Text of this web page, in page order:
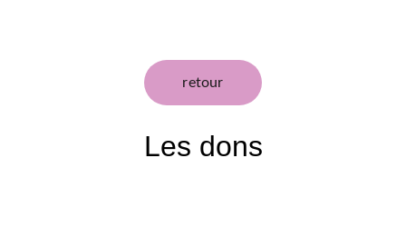
retour
Les dons